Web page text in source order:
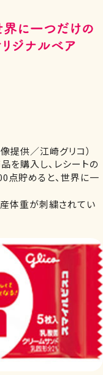
提供／江崎グリコ）
を購入し、レシートの
点貯めると、世界に一
体重が刺繍されてい